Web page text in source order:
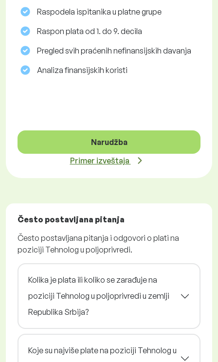
Raspodela ispitanika u platne grupe
Raspon plata od 1. do 9. decila
Pregled svih praćenih nefinansijskih davanja
Analiza finansijskih koristi
Narudžba
Primer izveštaja
Često postavljana pitanja
Često postavljana pitanja i odgovori o plati na
poziciji Tehnolog u poljoprivredi.
Kolika je plata ili koliko se zarađuje na
poziciji Tehnolog u poljoprivredi u zemlji
Republika Srbija?
Koje su najviše plate na poziciji Tehnolog u